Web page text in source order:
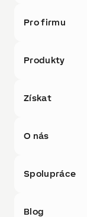
Pro firmu
Produkty
Získat
O nás
Spolupráce
Blog